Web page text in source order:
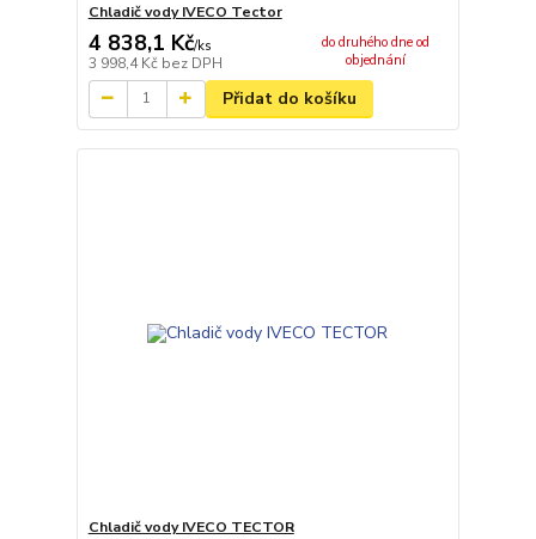
Chladič vody IVECO Tector
4 838,1 Kč/ks
3 998,4 Kč bez DPH
do druhého dne od
objednání
Přidat do košíku
Chladič vody IVECO TECTOR